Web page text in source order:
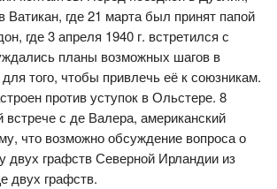
Ватикан, где 21 марта был принят папой
где 3 апреля 1940 г. встретился с
планы возможных шагов в
того, чтобы привлечь её к союзникам.
против уступок в Ольстере. 8
встрече с де Валера, американский
что возможно обсуждение вопроса о
двух графств Северной Ирландии из
двух графств.